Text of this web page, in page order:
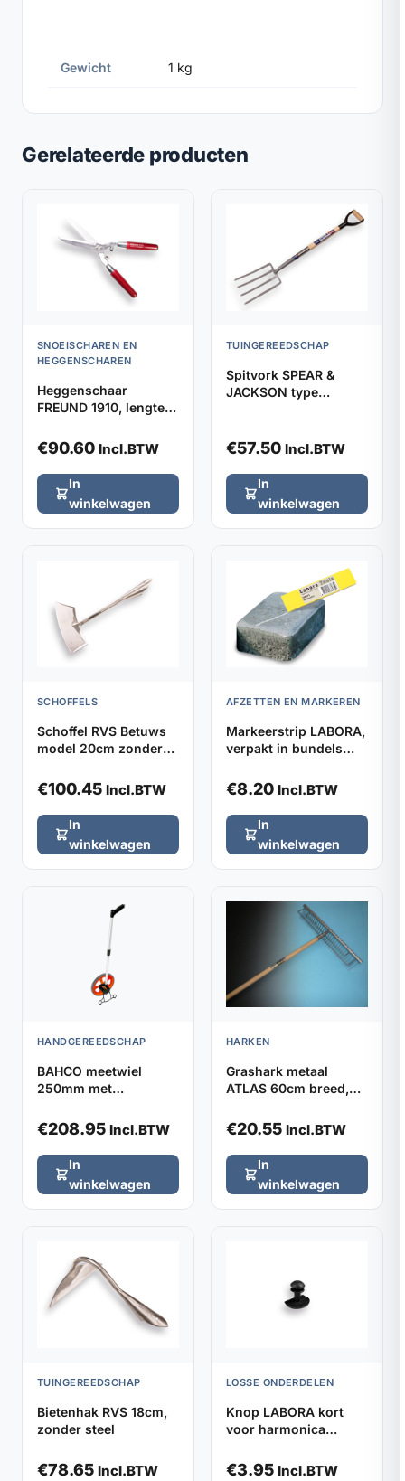
Gewicht 1 kg
Gerelateerde producten
SNOEISCHAREN EN
HEGGENSCHAREN
Heggenschaar
FREUND 1910, lengte
€90.60 Incl.BTW
In
winkelwagen
TUINGEREEDSCHAP
Spitvork SPEAR &
JACKSON type
€57.50 Incl.BTW
In
winkelwagen
SCHOFFELS
Schoffel RVS Betuws
model 20cm zonder
€100.45 Incl.BTW
In
winkelwagen
AFZETTEN EN MARKEREN
Markeerstrip LABORA,
verpakt in bundels
€8.20 Incl.BTW
In
winkelwagen
HANDGEREEDSCHAP
BAHCO meetwiel
250mm met
€208.95 Incl.BTW
In
winkelwagen
HARKEN
Grashark metaal
ATLAS 60cm breed,
steel)
€20.55 Incl.BTW
In
winkelwagen
TUINGEREEDSCHAP
Bietenhak RVS 18cm,
zonder steel
€78.65 Incl.BTW
LOSSE ONDERDELEN
Knop LABORA kort
voor harmonica
verpakt per 2
€3.95 Incl.BTW